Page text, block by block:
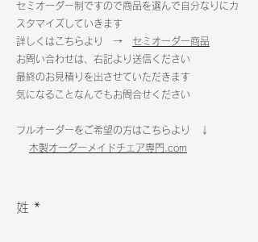
​セミオーダー制ですので商品を選んで自分なりにカ
スタマイズしていきます
​詳しくはこちらより → セミオーダー商品
​お問い合わせは、右記より送信ください
最終のお見積りを出させていただきます
​気になることなんでもお問合せください
フルオーダーをご希望の方はこちらより ↓
木製オーダーメイドチェア専門.com
姓